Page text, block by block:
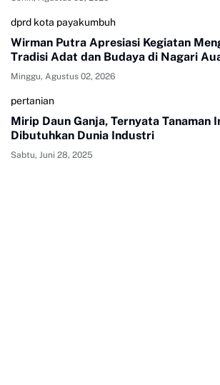
dprd kota payakumbuh
Wirman Putra Apresiasi Kegiatan
Tradisi Adat dan Budaya di Nagari
Minggu, Agustus 02, 2026
pertanian
Mirip Daun Ganja, Ternyata Tanaman
Dibutuhkan Dunia Industri
Sabtu, Juni 28, 2025